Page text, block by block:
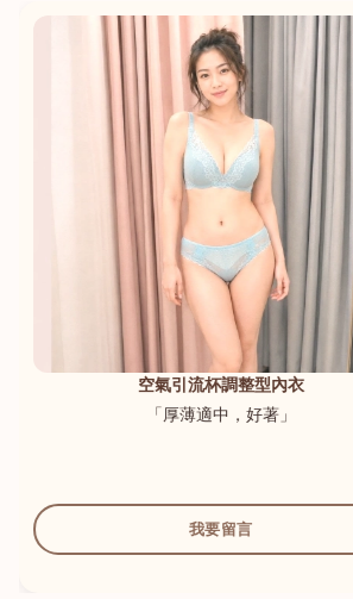
空氣引流杯調整型內衣
「厚薄適中，好著」
我要留言
港澳中文
English